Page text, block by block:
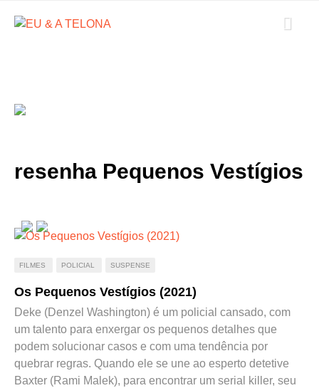
resenha Pequenos Vestígios
FILMES POLICIAL SUSPENSE
Os Pequenos Vestígios (2021)
Deke (Denzel Washington) é um policial cansado, com
um talento para enxergar os pequenos detalhes que
podem solucionar casos e com uma tendência por
quebrar regras. Quando ele se une ao esperto detetive
Baxter (Rami Malek), para encontrar um serial killer, seu